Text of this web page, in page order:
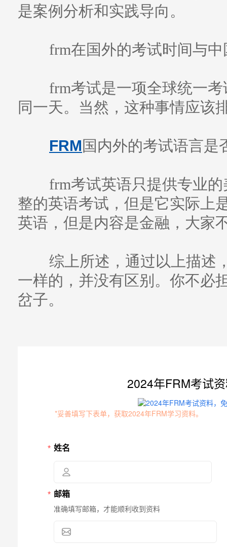
是案例分析和实践导向。
frm在国外的考试时间与中
frm考试是一项全球统一考
同一天。当然，这种事情应该
FRM国内外的考试语言是
frm考试英语只提供专业的
整的英语考试，但是它实际上
英语，但是内容是金融，大家
综上所述，通过以上描述
一样的，并没有区别。你不必
岔子。